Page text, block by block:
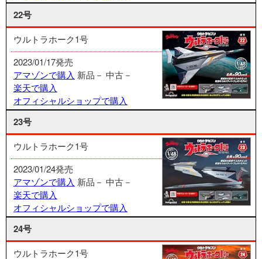
22号
ウルトラホーク1号
2023/01/17発売
アマゾンで購入 新品－ 中古－
楽天で購入
オフィシャルショップで購入
23号
ウルトラホーク1号
2023/01/24発売
アマゾンで購入 新品－ 中古－
楽天で購入
オフィシャルショップで購入
24号
ウルトラホーク1号